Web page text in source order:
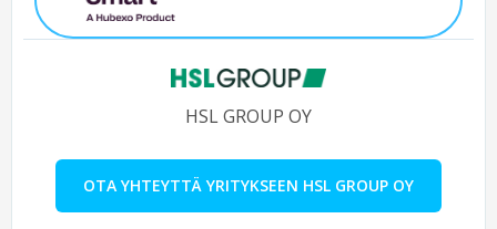
HSL GROUP OY
OTA YHTEYTTÄ YRITYKSEEN HSL GROUP OY